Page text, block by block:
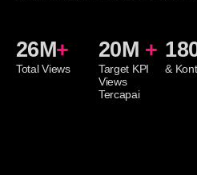
26M+
Total Views
20M +
Target KPI
Views
Tercapai
&